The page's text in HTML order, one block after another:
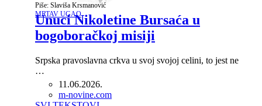
Piše: Slaviša Krsmanović
MRTAV UGAO
Unuci Nikoletine Bursaća u
bogoboračkoj misiji
Srpska pravoslavna crkva u svoj svojoj celini, to jest ne
…
11.06.2026.
Author
m-novine.com